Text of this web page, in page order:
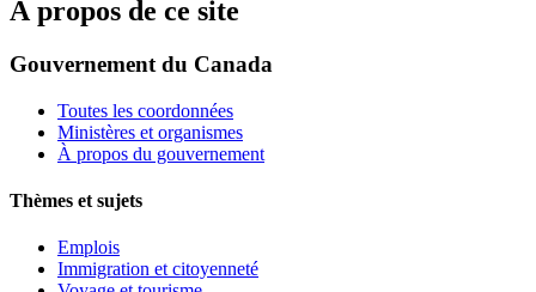
À propos de ce site
Gouvernement du Canada
Toutes les coordonnées
Ministères et organismes
À propos du gouvernement
Thèmes et sujets
Emplois
Immigration et citoyenneté